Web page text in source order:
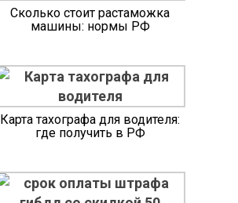
Сколько стоит растаможка
машины: нормы РФ
Карта тахографа для водителя:
где получить в РФ